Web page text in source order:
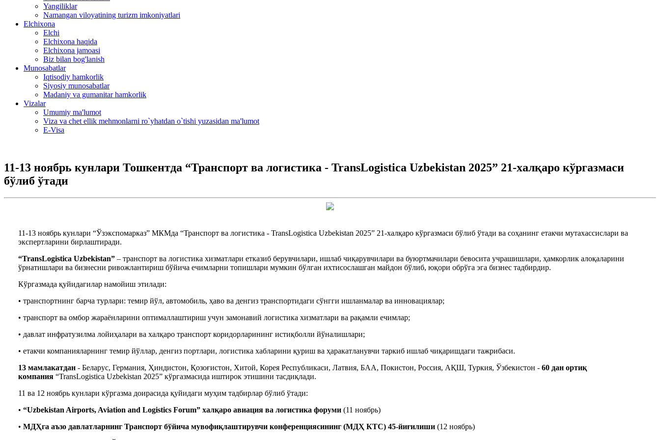
Yangiliklar
Namangan viloyatining turizm imkoniyatlari
Elchixona
Elchi
Elchixona haqida
Elchixona jamoasi
Biz bilan bog'lanish
Munosabatlar
Iqtisodiy hamkorlik
Siyosiy munosabatlar
Madaniy va gumanitar hamkorlik
Vizalar
Umumiy ma'lumot
Viza va chet ellik mehmonlarni ro`yhatdan o`tishi yuzasidan ma'lumot
E-Visa
11-13 ноябрь кунлари Тошкентда “Транспорт ва логистика - TransLogistica Uzbekistan 2025” 21-халқаро кўргазмаси
бўлиб ўтади
11-13 ноябрь кунлари “Ўзэкспомарказ” МКМда “Транспорт ва логистика - TransLogistica Uzbekistan 2025” 21-халқаро кўргазмаси бўлиб ўтади ва соҳанинг етакчи мутахассислари ва
экспертларини бирлаштиради.
“TransLogistica Uzbekistan”– транспорт ва логистика хизматлари етказиб берувчилари, ишлаб чиқарувчилари ва буюртмачилари бевосита учрашишлари, ҳамкорлик алоқаларини
ўрнатишлари ва бизнесни ривожлантириш бўйича ечимларни топишлари мумкин бўлган ихтисослашган майдон бўлиб, юқори обрўга эга бизнес тадбирдир.
Кўргазмада қуйидагилар намойиш этилади:
• транспортнинг барча турлари: темир йўл, автомобиль, ҳаво ва денгиз транспортидаги сўнгги ишланмалар ва инновациялар;
• транспорт ва омбор жараёнларини оптималлаштириш учун замонавий логистика хизматлари ва рақамли ечимлар;
• давлат инфратузилма лойиҳалари ва халқаро транспорт коридорларининг истиқболли йўналишлари;
• етакчи компанияларнинг темир йўллар, денгиз портлари, логистика хабларини қуриш ва ҳаракатланувчи таркиб ишлаб чиқаришдаги тажрибаси.
13 мамлакатдан- Беларус, Германия, Ҳиндистон, Қозоғистон, Хитой, Корея Республикаси, Латвия, БАА, Покистон, Россия, АҚШ, Туркия, Ўзбекистон - 60 дан ортиқ
компания“TransLogistica Uzbekistan 2025” кўргазмасида иштирок этишини тасдиқлади.
11 ва 12 ноябрь кунлари кўргазма доирасида қуйидаги муҳим тадбирлар бўлиб ўтади:
• “Uzbekistan Airports, Aviation and Logistics Forum” халқаро авиация ва логистика форуми(11 ноябрь)
• МДҲга аъзо давлатларнинг Транспорт бўйича мувофиқлаштирувчи конференциясининг (МДҲ КТС) 45-йиғилиши(12 ноябрь)